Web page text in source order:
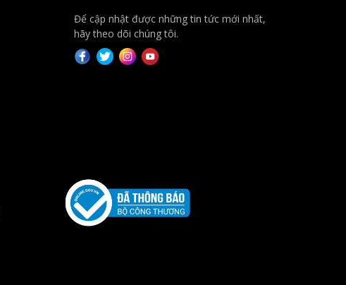
Để cập nhật được những tin tức mới nhất,
hãy theo dõi chúng tôi.